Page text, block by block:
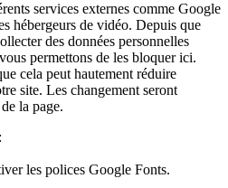
services externes comme Google
hébergeurs de vidéo. Depuis que
des données personnelles
permettons de les bloquer ici.
cela peut hautement réduire
site. Les changement seront
la page.
les polices Google Fonts.